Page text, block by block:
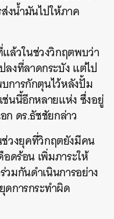
งน้ำมันไปให้ภาค
ล้วในช่วงวิกฤตพบว่า
งที่ลาดกระบัง แต่ไป
การกักตุนไว้หลังปั้ม
ช่นนี้อีกหลายแห่ง ซึ่งอยู่
ก ดร.ธัชชัยกล่าว
วงยุคที่วิกฤตยังมีคน
อดร้อน เพิ่มภาระให้
มกันดำเนินการอย่าง
ดการกระทำผิด